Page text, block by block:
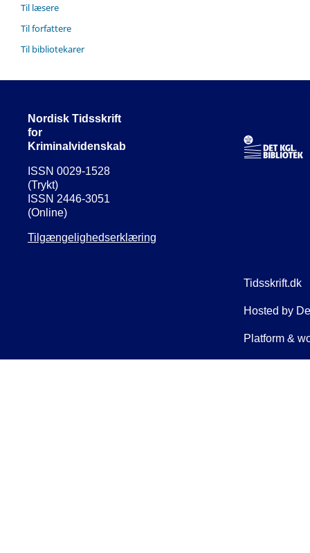
Til læsere
Til forfattere
Til bibliotekarer
Nordisk Tidsskrift
for
Kriminalvidenskab
ISSN 0029-1528
(Trykt)
ISSN 2446-3051
(Online)
Tilgængelighedserklæring